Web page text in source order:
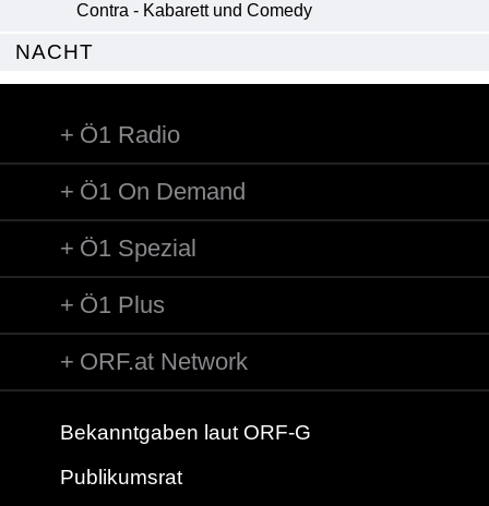
Contra - Kabarett und Comedy
NACHT
Ö1 Radio
Ö1 On Demand
Ö1 Spezial
Ö1 Plus
ORF.at Network
Bekanntgaben laut ORF-G
Publikumsrat